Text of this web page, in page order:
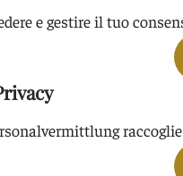
e gestire il tuo